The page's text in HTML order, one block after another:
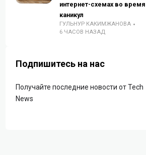
интернет-схемах во время
каникул
ГУЛЬНУР КАКИМЖАНОВА
6 ЧАСОВ НАЗАД
Подпишитесь на нас
Получайте последние новости от Tech
News